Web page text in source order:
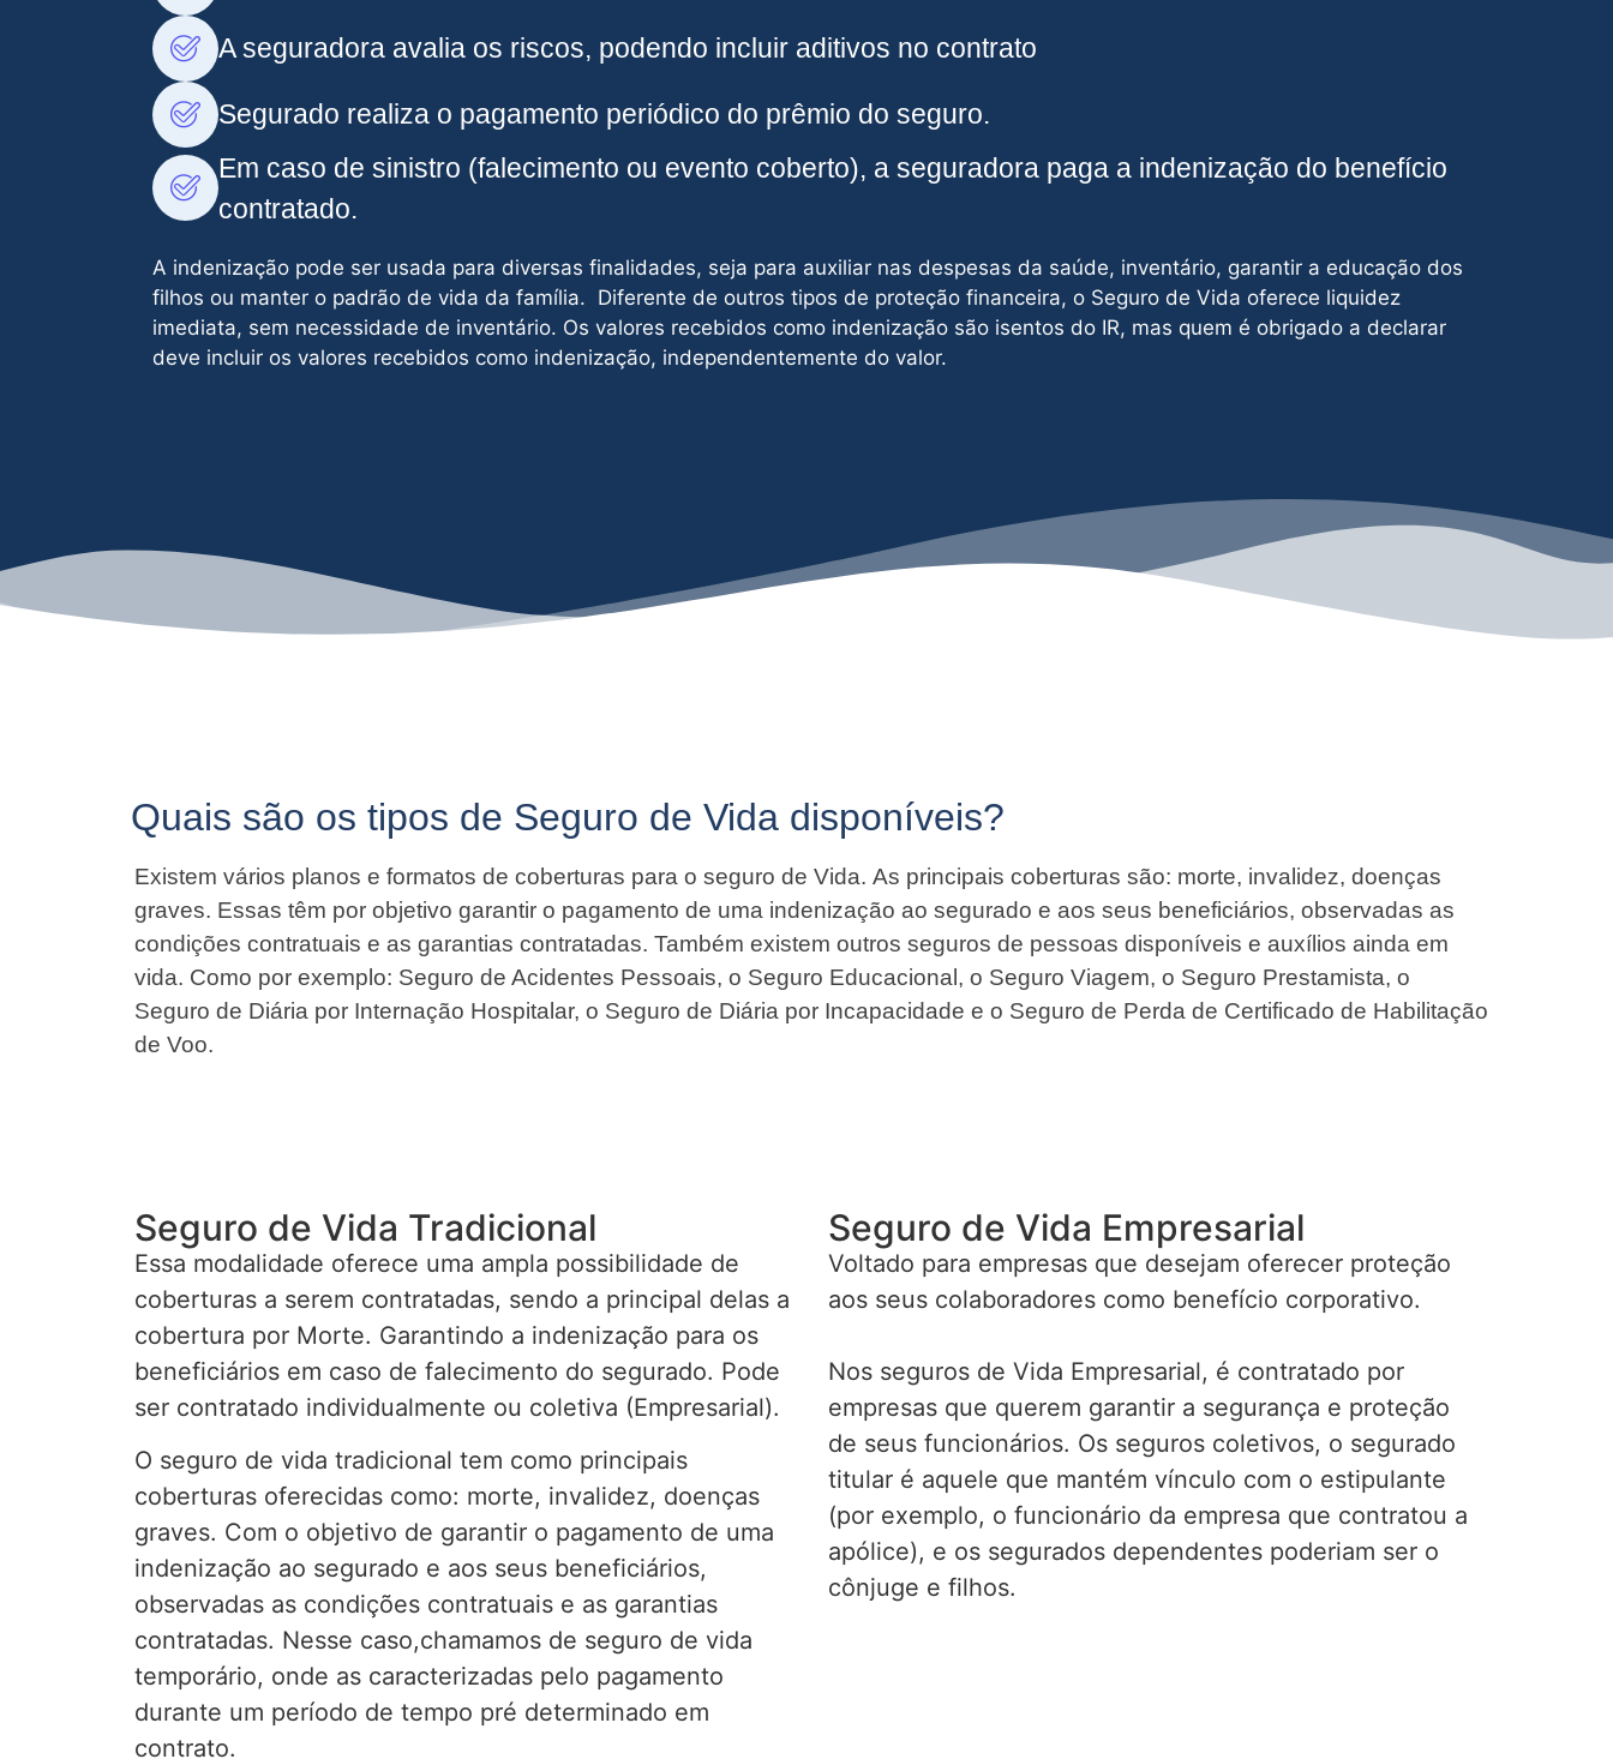
A seguradora avalia os riscos, podendo incluir aditivos no contrato
Segurado realiza o pagamento periódico do prêmio do seguro.
Em caso de sinistro (falecimento ou evento coberto), a seguradora paga a indenização do benefício
contratado.
A indenização pode ser usada para diversas finalidades, seja para auxiliar nas despesas da saúde, inventário, garantir a educação dos
filhos ou manter o padrão de vida da família. Diferente de outros tipos de proteção financeira, o Seguro de Vida oferece liquidez
imediata, sem necessidade de inventário. Os valores recebidos como indenização são isentos do IR, mas quem é obrigado a declarar
deve incluir os valores recebidos como indenização, independentemente do valor.
Quais são os tipos de Seguro de Vida disponíveis?
Existem vários planos e formatos de coberturas para o seguro de Vida. As principais coberturas são: morte, invalidez, doenças
graves. Essas têm por objetivo garantir o pagamento de uma indenização ao segurado e aos seus beneficiários, observadas as
condições contratuais e as garantias contratadas. Também existem outros seguros de pessoas disponíveis e auxílios ainda em
vida. Como por exemplo: Seguro de Acidentes Pessoais, o Seguro Educacional, o Seguro Viagem, o Seguro Prestamista, o
Seguro de Diária por Internação Hospitalar, o Seguro de Diária por Incapacidade e o Seguro de Perda de Certificado de Habilitação
de Voo.
Seguro de Vida Tradicional
Essa modalidade oferece uma ampla possibilidade de
coberturas a serem contratadas, sendo a principal delas a
cobertura por Morte. Garantindo a indenização para os
beneficiários em caso de falecimento do segurado. Pode
ser contratado individualmente ou coletiva (Empresarial).
O seguro de vida tradicional tem como principais
coberturas oferecidas como: morte, invalidez, doenças
graves. Com o objetivo de garantir o pagamento de uma
indenização ao segurado e aos seus beneficiários,
observadas as condições contratuais e as garantias
contratadas. Nesse caso,chamamos de seguro de vida
temporário, onde as caracterizadas pelo pagamento
durante um período de tempo pré determinado em
contrato.
Seguro de Vida Empresarial
Voltado para empresas que desejam oferecer proteção
aos seus colaboradores como benefício corporativo.
Nos seguros de Vida Empresarial, é contratado por
empresas que querem garantir a segurança e proteção
de seus funcionários. Os seguros coletivos, o segurado
titular é aquele que mantém vínculo com o estipulante
(por exemplo, o funcionário da empresa que contratou a
apólice), e os segurados dependentes poderiam ser o
cônjuge e filhos.